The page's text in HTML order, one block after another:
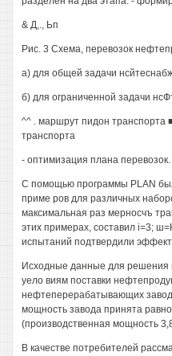
& Д,., Ьп
Рис. 3 Схема, перевозок
а) для общей задачи
б) для ограниченной задачи
^^ . маршрут пидон транспорта
транспорта
- оптимизация плана перевозок.
С помощью программы PLAN
приме ров для различных
максимальная раз мерносчъ
этих примерах, составил i=3;
испытаний подтвердили
Исходные данные для решения
уело виям поставки
нефтеперерабатывающих
мощность завода принята
(производственная мощность
В качестве потребителей